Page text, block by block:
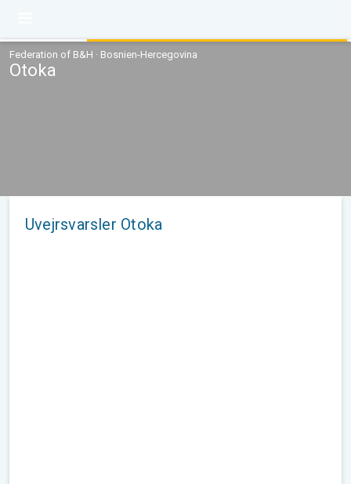
Federation of B&H · Bosnien-Hercegovina
Otoka
Uvejrsvarsler Otoka